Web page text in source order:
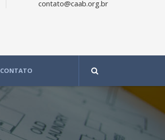
contato@caab.org.br
CONTATO